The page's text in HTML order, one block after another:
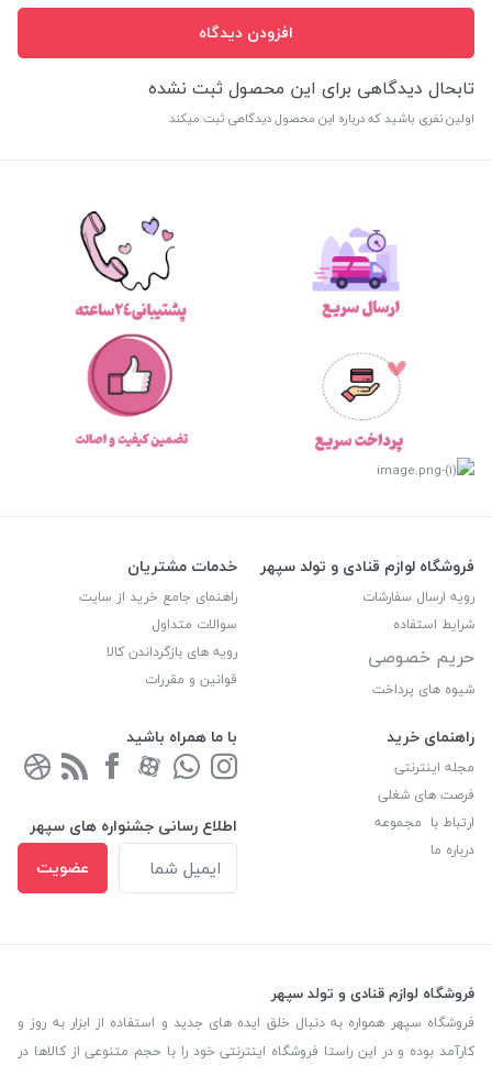
افزودن دیدگاه
تابحال دیدگاهی برای این محصول ثبت نشده
اولین نفری باشید که درباره این محصول دیدگاهی ثبت میکند
فروشگاه لوازم قنادی و تولد سپهر
رویه ارسال سفارشات
شرایط استفاده
حریم خصوصی
شیوه های پرداخت
خدمات مشتریان
راهنمای جامع خرید از سایت
سوالات متداول
رویه های بازگرداندن کالا
قوانین و مقررات
راهنمای خرید
مجله اینترنتی
فرصت های شغلی
ارتباط با مجموعه
درباره ما
با ما همراه باشید
اطلاع رسانی جشنواره های سپهر
عضویت
فروشگاه لوازم قنادی و تولد سپهر
فروشگاه سپهر همواره به دنبال خلق ایده های جدید و استفاده از ابزار به روز و
کارآمد بوده و در این راستا فروشگاه اینترنتی خود را با حجم متنوعی از کالاها در